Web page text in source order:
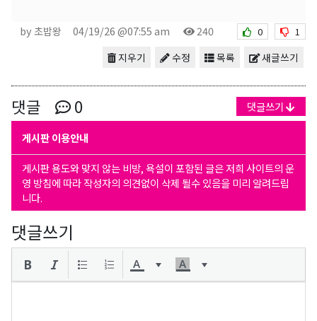
by 초밥왕 04/19/26 @07:55 am 240 0 1
새글쓰기
목록
수정
지우기
댓글 0 댓글쓰기
게시판 이용안내
게시판 용도와 맞지 않는 비방, 욕설이 포함된 글은 저희 사이트의 운
영 방침에 따라 작성자의 의견없이 삭제 될수 있음을 미리 알려드립
니다.
댓글쓰기